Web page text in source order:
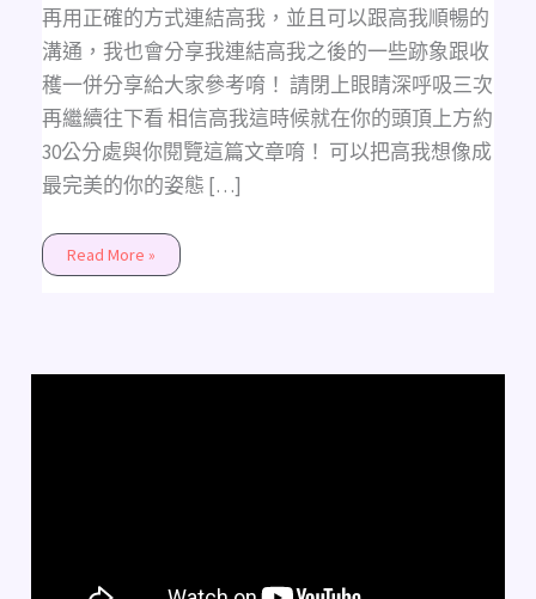
再用正確的方式連結高我，並且可以跟高我順暢的
溝通，我也會分享我連結高我之後的一些跡象跟收
穫一併分享給大家參考唷！ 請閉上眼睛深呼吸三次
再繼續往下看 相信高我這時候就在你的頭頂上方約
30公分處與你閱覽這篇文章唷！ 可以把高我想像成
最完美的你的姿態 […]
Read More »